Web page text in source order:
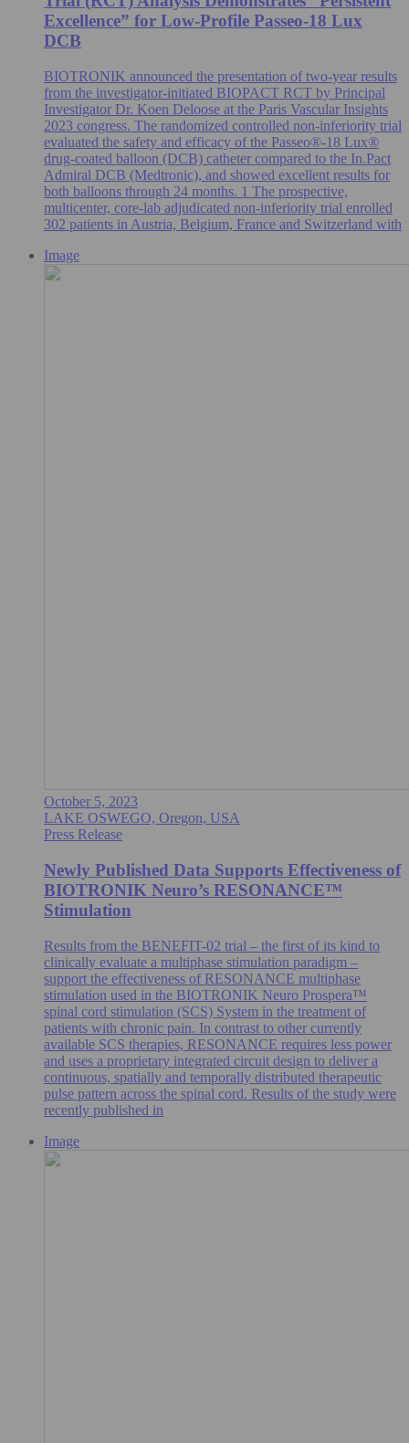
Excellence” for Low-Profile Passeo-18 Lux
DCB
BIOTRONIK announced the presentation of two-year results
from the investigator-initiated BIOPACT RCT by Principal
Investigator Dr. Koen Deloose at the Paris Vascular Insights
2023 congress. The randomized controlled non-inferiority trial
evaluated the safety and efficacy of the Passeo®-18 Lux®
drug-coated balloon (DCB) catheter compared to the In.Pact
Admiral DCB (Medtronic), and showed excellent results for
both balloons through 24 months. 1 The prospective,
multicenter, core-lab adjudicated non-inferiority trial enrolled
302 patients in Austria, Belgium, France and Switzerland with
Image
October 5, 2023
LAKE OSWEGO, Oregon, USA
Press Release
Newly Published Data Supports Effectiveness of
BIOTRONIK Neuro’s RESONANCE™
Stimulation
Results from the BENEFIT-02 trial – the first of its kind to
clinically evaluate a multiphase stimulation paradigm –
support the effectiveness of RESONANCE multiphase
stimulation used in the BIOTRONIK Neuro Prospera™
spinal cord stimulation (SCS) System in the treatment of
patients with chronic pain. In contrast to other currently
available SCS therapies, RESONANCE requires less power
and uses a proprietary integrated circuit design to deliver a
continuous, spatially and temporally distributed therapeutic
pulse pattern across the spinal cord. Results of the study were
recently published in
Image